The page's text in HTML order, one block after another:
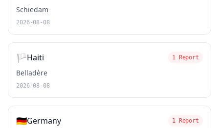
Schiedam
2026-08-08
🏳️Haiti 1 Report
Belladère
2026-08-08
🇩🇪Germany 1 Report